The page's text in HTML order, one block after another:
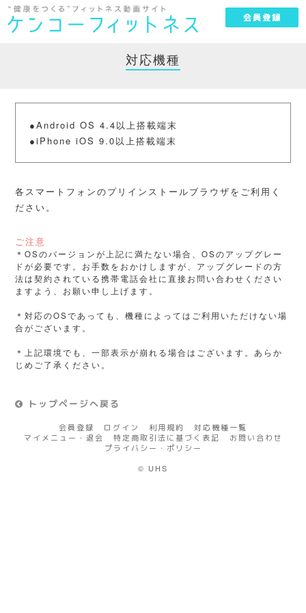
会員登録
対応機種
●Android OS 4.4以上搭載端末
●iPhone iOS 9.0以上搭載端末
各スマートフォンのプリインストールブラウザをご利用く
ださい。
ご注意
＊OSのバージョンが上記に満たない場合、OSのアップグレー
ドが必要です。お手数をおかけしますが、アップグレードの方
法は契約されている携帯電話会社に直接お問い合わせください
ますよう、お願い申し上げます。
＊対応のOSであっても、機種によってはご利用いただけない場
合がございます。
＊上記環境でも、一部表示が崩れる場合はございます。あらか
じめご了承ください。
トップページへ戻る
会員登録 ログイン 利用規約
対応機種一覧
マイメニュー・退会
特定商取引法に基づく表記
お問い合わせ
プライバシー・ポリシー
© UHS